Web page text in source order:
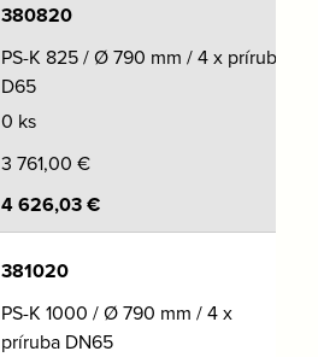
380820
PS-K 825 / Ø 790 mm / 4 x príruba
D65
0 ks
3 761,00 €
4 626,03€
381020
PS-K 1000 / Ø 790 mm / 4 x
príruba DN65